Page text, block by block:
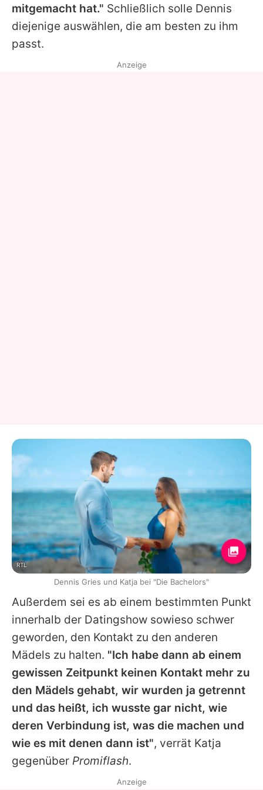
mitgemacht hat." Schließlich solle Dennis
diejenige auswählen, die am besten zu ihm
passt.
Außerdem sei es ab einem bestimmten Punkt
innerhalb der Datingshow sowieso schwer
geworden, den Kontakt zu den anderen
Mädels zu halten. "Ich habe dann ab einem
gewissen Zeitpunkt keinen Kontakt mehr zu
den Mädels gehabt, wir wurden ja getrennt
und das heißt, ich wusste gar nicht, wie
deren Verbindung ist, was die machen und
wie es mit denen dann ist", verrät Katja
gegenüber Promiflash.
Anzeige
RTL
Dennis Gries und Katja bei "Die Bachelors"
Anzeige